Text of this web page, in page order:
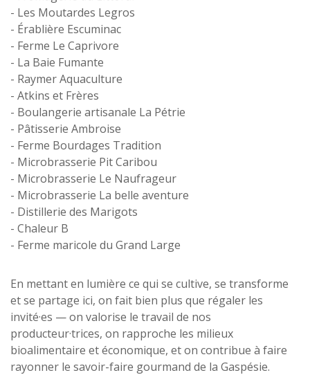
- Les Moutardes Legros
- Érablière Escuminac
- Ferme Le Caprivore
- La Baie Fumante
- Raymer Aquaculture
- Atkins et Frères
- Boulangerie artisanale La Pétrie
- Pâtisserie Ambroise
- Ferme Bourdages Tradition
- Microbrasserie Pit Caribou
- Microbrasserie Le Naufrageur
- Microbrasserie La belle aventure
- Distillerie des Marigots
- Chaleur B
- Ferme maricole du Grand Large
En mettant en lumière ce qui se cultive, se transforme
et se partage ici, on fait bien plus que régaler les
invité·es — on valorise le travail de nos
producteur·trices, on rapproche les milieux
bioalimentaire et économique, et on contribue à faire
rayonner le savoir-faire gourmand de la Gaspésie.